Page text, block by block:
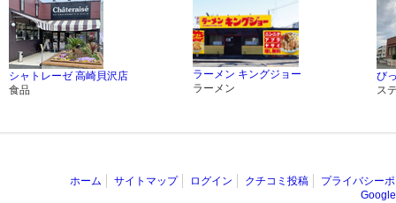
シャトレーゼ 高崎貝沢店
食品
ラーメン キングジョー
ラーメン
び
ス
ホーム サイトマップ ログイン クチコミ投稿
プライバシー